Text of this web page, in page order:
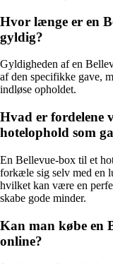
Hvor længe er en
gyldig?
Gyldigheden af en
af den specifikke gave,
indløse opholdet.
Hvad er fordelene
hotelophold som
En Bellevue-box til et
forkæle sig selv med en
hvilket kan være en
skabe gode minder.
Kan man købe en
online?